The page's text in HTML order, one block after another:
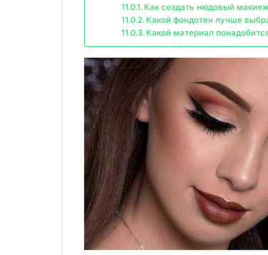
Как создать нюдовый
Какой фондотен лучше
Какой материал